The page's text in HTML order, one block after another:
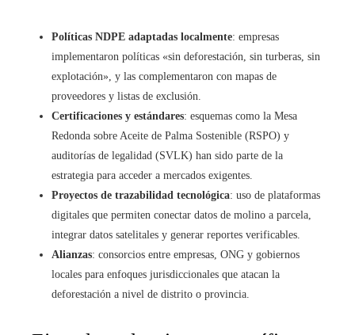
Políticas NDPE adaptadas localmente: empresas
implementaron políticas «sin deforestación, sin turberas, sin
explotación», y las complementaron con mapas de
proveedores y listas de exclusión.
Certificaciones y estándares: esquemas como la Mesa
Redonda sobre Aceite de Palma Sostenible (RSPO) y
auditorías de legalidad (SVLK) han sido parte de la
estrategia para acceder a mercados exigentes.
Proyectos de trazabilidad tecnológica: uso de plataformas
digitales que permiten conectar datos de molino a parcela,
integrar datos satelitales y generar reportes verificables.
Alianzas: consorcios entre empresas, ONG y gobiernos
locales para enfoques jurisdiccionales que atacan la
deforestación a nivel de distrito o provincia.